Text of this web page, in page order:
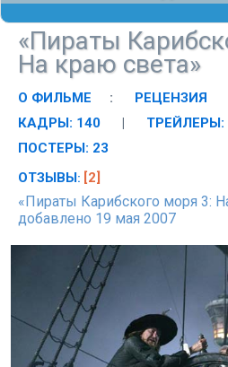
«Пираты
На краю света»
О ФИЛЬМЕ : РЕЦЕНЗИЯ
КАДРЫ: 140
| ТРЕЙЛЕРЫ:
ПОСТЕРЫ: 23
ОТЗЫВЫ: [2]
«Пираты Карибского моря 3:
добавлено 19 мая 2007